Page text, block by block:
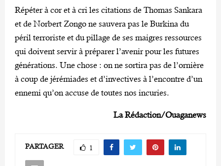
Répéter à cor et à cri les citations de Thomas Sankara
et de Norbert Zongo ne sauvera pas le Burkina du
péril terroriste et du pillage de ses maigres ressources
qui doivent servir à préparer l’avenir pour les futures
générations. Une chose : on ne sortira pas de l’ornière
à coup de jérémiades et d’invectives à l’encontre d’un
ennemi qu’on accuse de toutes nos incuries.
La Rédaction/Ouaganews
PARTAGER 1